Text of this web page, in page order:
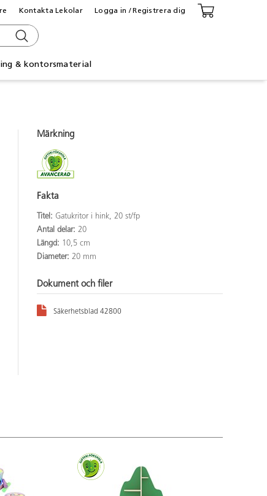
& kontorsmaterial
Kontakta Lekolar Logga in / Registrera dig
Märkning
Fakta
Titel: Gatukritor i hink, 20 st/fp
Antal delar: 20
Längd: 10,5 cm
Diameter: 20 mm
Dokument och filer
Säkerhetsblad 42800